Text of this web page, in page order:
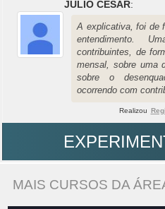
JULIO CESAR:
A explicativa, foi de
entendimento.
contribuintes, de
mensal, sobre uma
sobre o
ocorrendo com
Realizou
MAIS CURSOS DA